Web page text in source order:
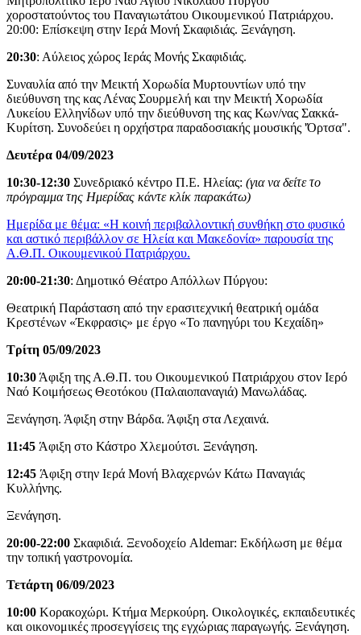
χοροστατούντος του Παναγιωτάτου Οικουμενικού Πατριάρχου.
20:00: Επίσκεψη στην Ιερά Μονή Σκαφιδιάς. Ξενάγηση.
20:30: Αύλειος χώρος Ιεράς Μονής Σκαφιδιάς.
Συναυλία από την Μεικτή Χορωδία Μυρτουντίων υπό την
διεύθυνση της κας Λένας Σουρμελή και την Μεικτή Χορωδία
Λυκείου Ελληνίδων υπό την διεύθυνση της κας Κων/νας Σακκά-
Κυρίτση. Συνοδεύει η ορχήστρα παραδοσιακής μουσικής 'Όρτσα".
Δευτέρα 04/09/2023
10:30-12:30 Συνεδριακό κέντρο Π.Ε. Ηλείας: (για να δείτε το
πρόγραμμα της Ημερίδας κάντε κλίκ παρακάτω)
Ημερίδα με θέμα: «Η κοινή περιβαλλοντική συνθήκη στο φυσικό
και αστικό περιβάλλον σε Ηλεία και Μακεδονία» παρουσία της
Α.Θ.Π. Οικουμενικού Πατριάρχου.
20:00-21:30: Δημοτικό Θέατρο Απόλλων Πύργου:
Θεατρική Παράσταση από την ερασιτεχνική θεατρική ομάδα
Κρεστένων «Έκφρασις» με έργο «Το πανηγύρι του Κεχαίδη»
Τρίτη 05/09/2023
10:30 Άφιξη της Α.Θ.Π. του Οικουμενικού Πατριάρχου στον Ιερό
Ναό Κοιμήσεως Θεοτόκου (Παλαιοπαναγιά) Μανωλάδας.
Ξενάγηση. Άφιξη στην Βάρδα. Άφιξη στα Λεχαινά.
11:45 Άφιξη στο Κάστρο Χλεμούτσι. Ξενάγηση.
12:45 Άφιξη στην Ιερά Μονή Βλαχερνών Κάτω Παναγιάς
Κυλλήνης.
Ξενάγηση.
20:00-22:00 Σκαφιδιά. Ξενοδοχείο Aldemar: Εκδήλωση με θέμα
την τοπική γαστρονομία.
Τετάρτη 06/09/2023
10:00 Κορακοχώρι. Κτήμα Μερκούρη. Οικολογικές, εκπαιδευτικές
και οικονομικές προσεγγίσεις της εγχώριας παραγωγής. Ξενάγηση.